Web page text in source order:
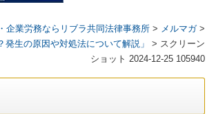
企業労務ならリブラ共同法律事務所 > メルマガ>
発生の原因や対処法について解説」
> スクリーン
ショット 2024-12-25 105940